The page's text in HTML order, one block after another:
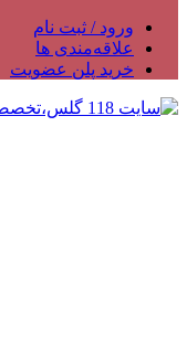
ورود / ثبت نام
علاقه‌مندی ها
خرید پلن عضویت